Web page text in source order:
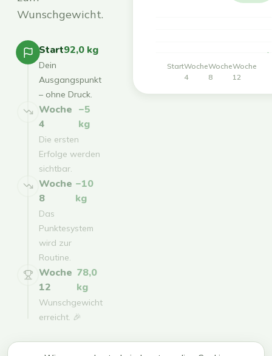
Wunschgewicht.
Start92,0 kg
Dein
Ausgangspunkt
– ohne Druck.
Woche
4
−5
kg
Die ersten
Erfolge werden
sichtbar.
Woche
8
−10
kg
Das
Punktesystem
wird zur
Routine.
Woche
12
78,0
kg
Wunschgewicht
erreicht. 🎉
StartWoche
4
Woche
8
Woche
12